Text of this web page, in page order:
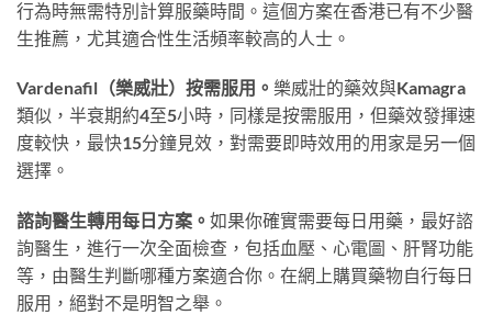
行為時無需特別計算服藥時間。這個方案在香港已有不少醫
生推薦，尤其適合性生活頻率較高的人士。
Vardenafil（樂威壯）按需服用。 樂威壯的藥效與Kamagra
類似，半衰期約4至5小時，同樣是按需服用，但藥效發揮速
度較快，最快15分鐘見效，對需要即時效用的用家是另一個
選擇。
諮詢醫生轉用每日方案。 如果你確實需要每日用藥，最好諮
詢醫生，進行一次全面檢查，包括血壓、心電圖、肝腎功能
等，由醫生判斷哪種方案適合你。在網上購買藥物自行每日
服用，絕對不是明智之舉。